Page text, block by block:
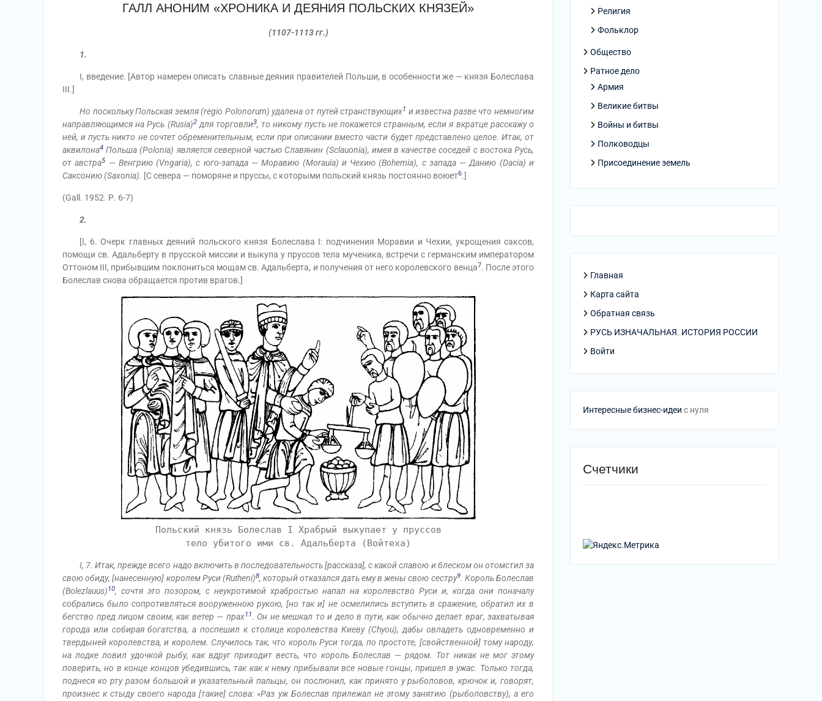
ГАЛЛ АНОНИМ «ХРОНИКА И ДЕЯНИЯ ПОЛЬСКИХ КНЯЗЕЙ»
(1107-1113 гг.)
1.
I, введение. [Автор намерен описать славные деяния правителей Польши, в особенности же — князя Болеслава
III.]
Но поскольку Польская земля (regio Polonorum) удалена от путей странствующих1 и известна разве что немногим
направляющимся на Русь (Rusia)2для торговли3, то никому пусть не покажется странным, если я вкратце расскажу о
ней, и пусть никто не сочтет обременительным, если при описании вместо части будет представлено целое. Итак, от
аквилона4 Польша (Polonia) является северной частью Славянин (Sclauonia), имея в качестве соседей с востока Русь,
от австра5 — Венгрию (Vngaria), с юго-запада — Моравию (Morauia) и Чехию (Bohemia), с запада — Данию (Dacia) и
Саксонию (Saxonia). [С севера — поморяне и пруссы, с которыми польский князь постоянно воюет6.]
(Gall. 1952. Р. 6-7)
2.
[I, 6. Очерк главных деяний польского князя Болеслава I: подчинения Моравии и Чехии, укрощения саксов,
помощи св. Адальберту в прусской миссии и выкупа у пруссов тела мученика, встречи с германским императором
Оттоном III, прибывшим поклониться мощам св. Адальберта, и получения от него королевского венца7. После этого
Болеслав снова обращается против врагов.]
Польский князь Болеслав I Храбрый выкупает у пруссов
тело убитого ими св. Адальберта (Войтеха)
I, 7. Итак, прежде всего надо включить в последовательность [рассказа], с какой славою и блеском он отомстил за
свою обиду, [нанесенную] королем Руси (Rutheni)8, который отказался дать ему в жены свою сестру9. Король Болеслав
(Bolezlauus)10, сочтя это позором, с неукротимой храбростью напал на королевство Руси и, когда они поначалу
собрались было сопротивляться вооруженною рукою, [но так и] не осмелились вступить в сражение, обратил их в
бегство пред лицом своим, как ветер — прах11. Он не мешкал то и дело в пути, как обычно делает враг, захватывая
города или собирая богатства, а поспешил к столице королевства Киеву (Chyou), дабы овладеть одновременно и
твердыней королевства, и королем. Случилось так, что король Руси тогда, по простоте, [свойственной] тому народу,
на лодке ловил удочкой рыбу, как вдруг приходит весть, что король Болеслав — рядом. Тот никак не мог этому
поверить, но в конце концов убедившись, так как к нему прибывали все новые гонцы, пришел в ужас. Только тогда,
поднеся ко рту разом большой и указательный пальцы, он послюнил, как принято у рыболовов, крючок и, говорят,
произнес к стыду своего народа [такие] слова: «Раз уж Болеслав прилежал не этому занятию (рыболовству), а его
Религия
Фольклор
Общество
Ратное дело
Армия
Великие битвы
Войны и битвы
Полководцы
Присоединение земель
Главная
Карта сайта
Обратная связь
РУСЬ ИЗНАЧАЛЬНАЯ. ИСТОРИЯ РОССИИ
Войти
Интересные бизнес-идеи с нуля
Счетчики